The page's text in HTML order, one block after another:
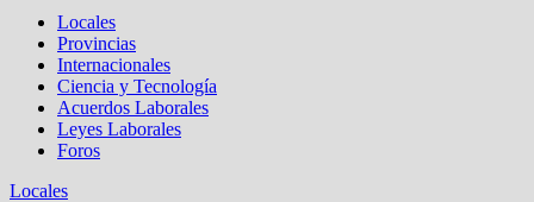
Locales
Provincias
Internacionales
Ciencia y Tecnología
Acuerdos Laborales
Leyes Laborales
Foros
Locales